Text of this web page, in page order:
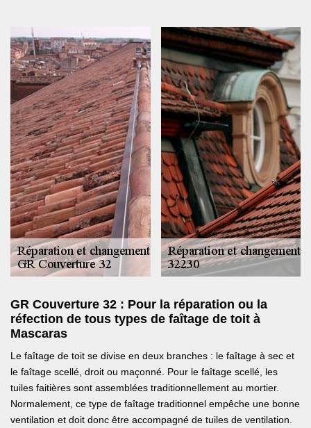
GR Couverture 32 : Pour la réparation ou la
réfection de tous types de faîtage de toit à
Mascaras
Le faîtage de toit se divise en deux branches : le faîtage à sec et
le faîtage scellé, droit ou maçonné. Pour le faîtage scellé, les
tuiles faitières sont assemblées traditionnellement au mortier.
Normalement, ce type de faîtage traditionnel empêche une bonne
ventilation et doit donc être accompagné de tuiles de ventilation.